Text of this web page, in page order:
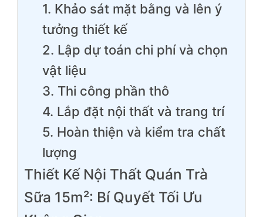
1. Khảo sát mặt bằng và lên ý
tưởng thiết kế
2. Lập dự toán chi phí và chọn
vật liệu
3. Thi công phần thô
4. Lắp đặt nội thất và trang trí
5. Hoàn thiện và kiểm tra chất
lượng
Thiết Kế Nội Thất Quán Trà
Sữa 15m²: Bí Quyết Tối Ưu